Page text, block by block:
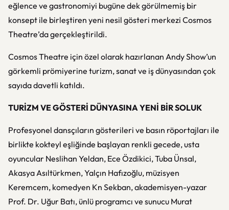
eğlence ve gastronomiyi bugüne dek görülmemiş bir
konsept ile birleştiren yeni nesil gösteri merkezi Cosmos
Theatre’da gerçekleştirildi.
Cosmos Theatre için özel olarak hazırlanan Andy Show’un
görkemli prömiyerine turizm, sanat ve iş dünyasından çok
sayıda davetli katıldı.
TURİZM VE GÖSTERİ DÜNYASINA YENİ BİR SOLUK
Profesyonel dansçıların gösterileri ve basın röportajları ile
birlikte kokteyl eşliğinde başlayan renkli gecede, usta
oyuncular Neslihan Yeldan, Ece Özdikici, Tuba Ünsal,
Akasya Asıltürkmen, Yalçın Hafızoğlu, müzisyen
Keremcem, komedyen Kn Sekban, akademisyen-yazar
Prof. Dr. Uğur Batı, ünlü programcı ve sunucu Murat